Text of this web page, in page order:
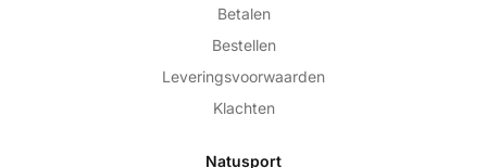
Betalen
Bestellen
Leveringsvoorwaarden
Klachten
Natusport